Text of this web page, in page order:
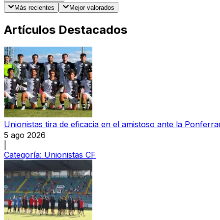
Más recientes
Mejor valorados
Artículos Destacados
Unionistas tira de eficacia en el amistoso ante la
5 ago 2026
Categoría: Unionistas CF